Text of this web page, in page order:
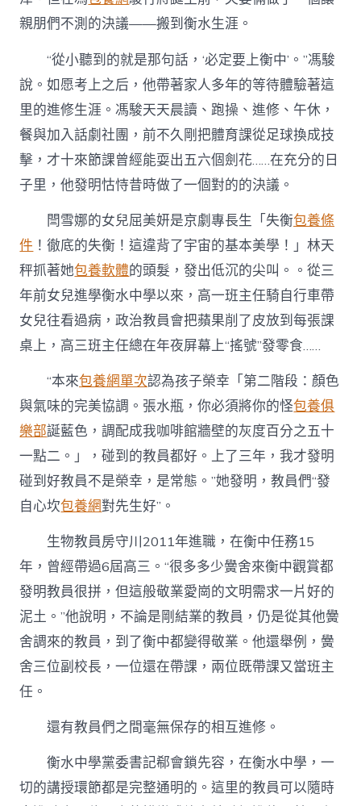
親朋們不測的決議——搬到衡水生涯。
“從小聽到的就是那句話，‘必定要上衡中’。”馮駿
說。如愿考上之后，他帶著家人多年的等待體驗著這
里的進修生涯。馮駿天天晨讀、跑操、進修、午休，
餐與加入話劇社團，前不久剛把體育課從足球換成技
擊，才十來節課曾經能耍出五六個劍花……在充分的日
子里，他發明怙恃昔時做了一個對的的決議。
閆雪娜的女兒屈美妍是京劇專長生「失衡包養條
件 ！徹底的失衡！這違背了宇宙的基本美學！」林天
秤抓著她包養軟體的頭髮，發出低沉的尖叫。。從三
年前女兒進學衡水中學以來，高一班主任騎自行車帶
女兒往看過病，政治教員會把蘋果削了皮放到每張課
桌上，高三班主任總在年夜屏幕上“搖號”發零食……
“本來包養網單次認為孩子榮幸「第二階段：顏色
與氣味的完美協調。張水瓶，你必須將你的怪包養俱
樂部誕藍色，調配成我咖啡館牆壁的灰度百分之五十
一點二。」，碰到的教員都好。上了三年，我才發明
碰到好教員不是榮幸，是常態。”她發明，教員們“發
自心坎包養網對先生好”。
生物教員房守川2011年進職，在衡中任務15
年，曾經帶過6屆高三。“很多多少黌舍來衡中觀賞都
發明教員很拼，但這般敬業愛崗的文明需求一片好的
泥土。”他說明，不論是剛結業的教員，仍是從其他黌
舍調來的教員，到了衡中都變得敬業。他還舉例，黌
舍三位副校長，一位還在帶課，兩位既帶課又當班主
任。
還有教員們之間毫無保存的相互進修。
衡水中學黨委書記郗會鎖先容，在衡水中學，一
切的講授環節都是完整通明的。這里的教員可以隨時